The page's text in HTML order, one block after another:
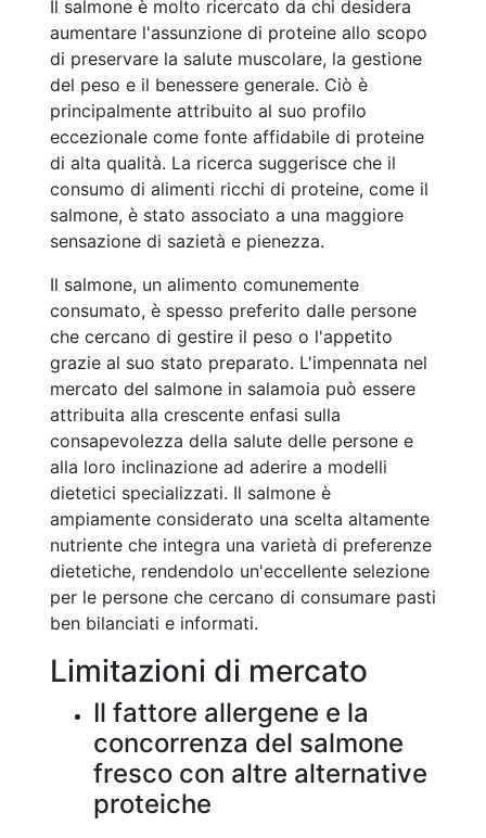
Il salmone è molto ricercato da chi desidera
aumentare l'assunzione di proteine allo scopo
di preservare la salute muscolare, la gestione
del peso e il benessere generale. Ciò è
principalmente attribuito al suo profilo
eccezionale come fonte affidabile di proteine
di alta qualità. La ricerca suggerisce che il
consumo di alimenti ricchi di proteine, come il
salmone, è stato associato a una maggiore
sensazione di sazietà e pienezza.
Il salmone, un alimento comunemente
consumato, è spesso preferito dalle persone
che cercano di gestire il peso o l'appetito
grazie al suo stato preparato. L'impennata nel
mercato del salmone in salamoia può essere
attribuita alla crescente enfasi sulla
consapevolezza della salute delle persone e
alla loro inclinazione ad aderire a modelli
dietetici specializzati. Il salmone è
ampiamente considerato una scelta altamente
nutriente che integra una varietà di preferenze
dietetiche, rendendolo un'eccellente selezione
per le persone che cercano di consumare pasti
ben bilanciati e informati.
Limitazioni di mercato
Il fattore allergene e la
concorrenza del salmone
fresco con altre alternative
proteiche